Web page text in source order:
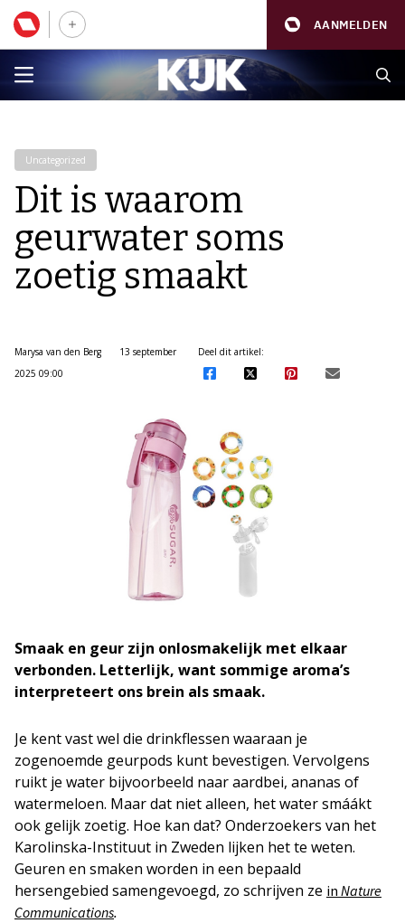
AANMELDEN
Uncategorized
Dit is waarom
geurwater soms
zoetig smaakt
Marysa van den Berg
13 september
2025 09:00
Deel dit artikel:
Smaak en geur zijn onlosmakelijk met elkaar
verbonden. Letterlijk, want sommige aroma’s
interpreteert ons brein als smaak.
Je kent vast wel die drinkflessen waaraan je
zogenoemde geurpods kunt bevestigen. Vervolgens
ruikt je water bijvoorbeeld naar aardbei, ananas of
watermeloen. Maar dat niet alleen, het water smáákt
ook gelijk zoetig. Hoe kan dat? Onderzoekers van het
Karolinska-Instituut in Zweden lijken het te weten.
Geuren en smaken worden in een bepaald
hersengebied samengevoegd, zo schrijven ze in Nature
Communications.